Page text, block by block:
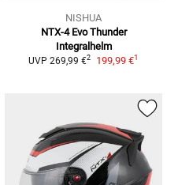
NISHUA
NTX-4 Evo Thunder
Integralhelm
UVP 269,99 €2 199,99 €1